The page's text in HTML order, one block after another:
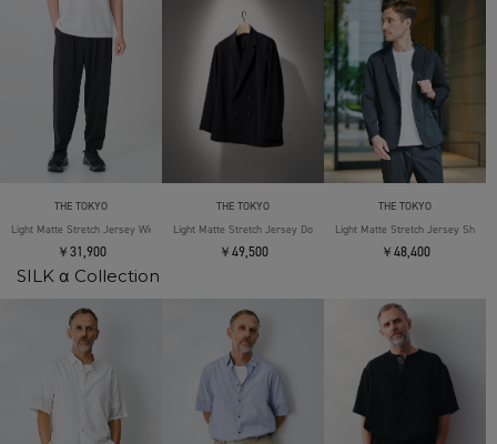
THE TOKYO
Light Matte Stretch Jersey Wide Tapered Pants
￥31,900
THE TOKYO
Light Matte Stretch Jersey Double Jacket
￥49,500
THE TOKYO
Light Matte Stretch Jersey Shape
￥48,400
SILK α Collection